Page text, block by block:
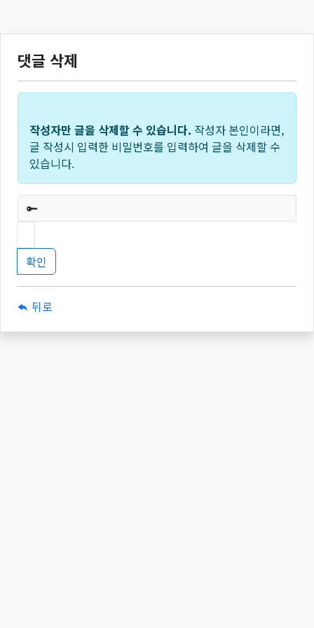
댓글 삭제
작성자만 글을 삭제할 수 있습니다. 작성자 본인이라면,
글 작성시 입력한 비밀번호를 입력하여 글을 삭제할 수
있습니다.
필수
뒤로